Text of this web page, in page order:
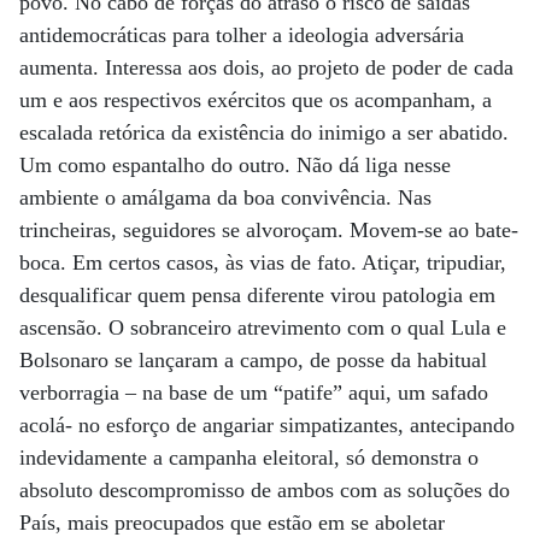
antidemocráticas para tolher a ideologia adversária
aumenta. Interessa aos dois, ao projeto de poder de cada
um e aos respectivos exércitos que os acompanham, a
escalada retórica da existência do inimigo a ser abatido.
Um como espantalho do outro. Não dá liga nesse
ambiente o amálgama da boa convivência. Nas
trincheiras, seguidores se alvoroçam. Movem-se ao bate-
boca. Em certos casos, às vias de fato. Atiçar, tripudiar,
desqualificar quem pensa diferente virou patologia em
ascensão. O sobranceiro atrevimento com o qual Lula e
Bolsonaro se lançaram a campo, de posse da habitual
verborragia – na base de um “patife” aqui, um safado
acolá- no esforço de angariar simpatizantes, antecipando
indevidamente a campanha eleitoral, só demonstra o
absoluto descompromisso de ambos com as soluções do
País, mais preocupados que estão em se aboletar